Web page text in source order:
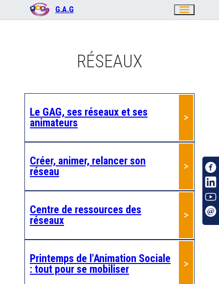
G.A.G menu
RÉSEAUX
Le GAG, ses réseaux et ses
animateurs
Créer, animer, relancer son
réseau
Centre de ressources des
réseaux
Printemps de l'Animation Sociale
: tout pour se mobiliser